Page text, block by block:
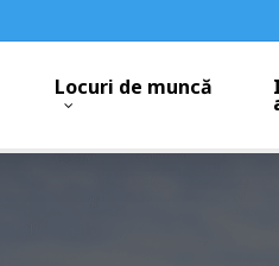
Locuri de muncă